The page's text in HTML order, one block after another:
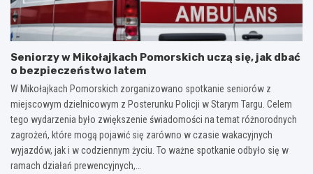
Seniorzy w Mikołajkach Pomorskich uczą się, jak dbać
o bezpieczeństwo latem
W Mikołajkach Pomorskich zorganizowano spotkanie seniorów z
miejscowym dzielnicowym z Posterunku Policji w Starym Targu. Celem
tego wydarzenia było zwiększenie świadomości na temat różnorodnych
zagrożeń, które mogą pojawić się zarówno w czasie wakacyjnych
wyjazdów, jak i w codziennym życiu. To ważne spotkanie odbyło się w
ramach działań prewencyjnych,…